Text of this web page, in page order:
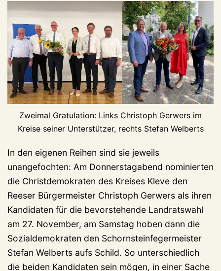
Zweimal Gratulation: Links Christoph Gerwers im
Kreise seiner Unterstützer, rechts Stefan Welberts
In den eigenen Reihen sind sie jeweils
unangefochten: Am Donnerstagabend nominierten
die Christdemokraten des Kreises Kleve den
Reeser Bürgermeister Christoph Gerwers als ihren
Kandidaten für die bevorstehende Landratswahl
am 27. November, am Samstag hoben dann die
Sozialdemokraten den Schornsteinfegermeister
Stefan Welberts aufs Schild. So unterschiedlich
die beiden Kandidaten sein mögen, in einer Sache